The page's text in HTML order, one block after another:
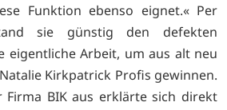
Funktion ebenso eignet.« Per
sie günstig den defekten
eigentliche Arbeit, um aus alt neu
Kirkpatrick Profis gewinnen.
Firma BIK aus erklärte sich direkt